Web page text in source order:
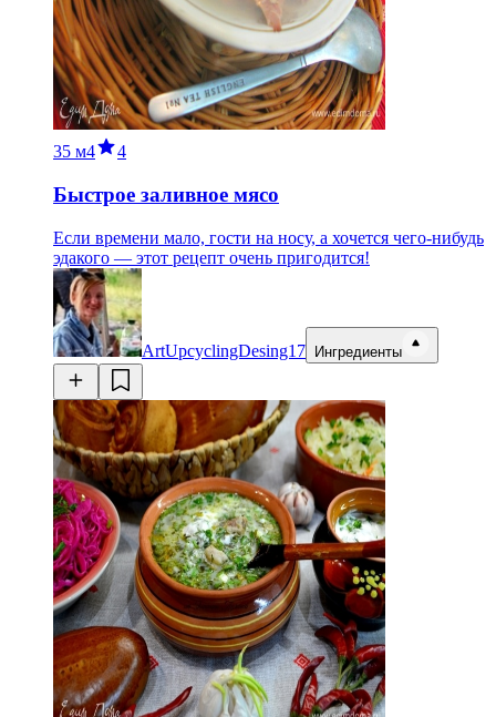
35 м4 4
Быстрое заливное мясо
Если времени мало, гости на носу, а хочется чего-нибудь
эдакого — этот рецепт очень пригодится!
ArtUpcyclingDesing17 Ингредиенты